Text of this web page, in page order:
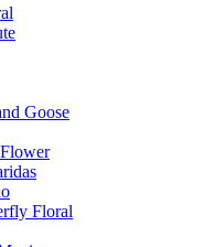
Goose
Floral